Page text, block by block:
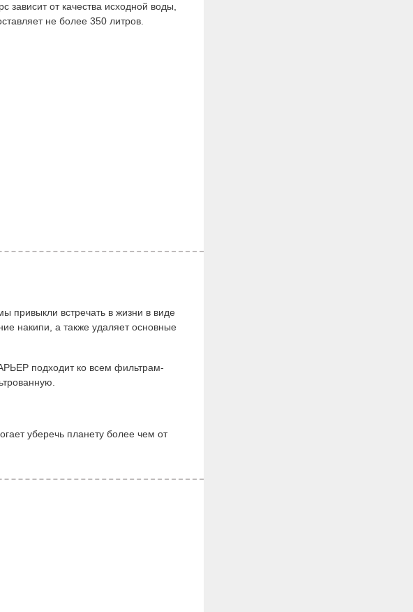
зависит от качества исходной воды,
не более 350 литров.
привыкли встречать в жизни в виде
накипи, а также удаляет основные
подходит ко всем фильтрам-
уберечь планету более чем от